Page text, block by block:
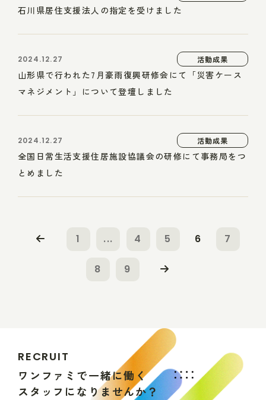
石川県居住支援法人の指定を受けました
2024.12.27 活動成果
山形県で行われた7月豪雨復興研修会にて「災害ケース
マネジメント」について登壇しました
2024.12.27 活動成果
全国日常生活支援住居施設協議会の研修にて事務局をつ
とめました
1 ... 4 5 6 7
8 9
RECRUIT
ワ ン フ ァ ミ で一緒に働 く
ス タ ッ フ にな りま せんか？